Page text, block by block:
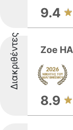
9.4
Διακριθέντες Zoe
8.9